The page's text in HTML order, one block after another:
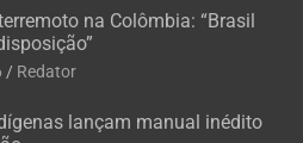
na Colômbia: “Brasil
Redator
lançam manual inédito